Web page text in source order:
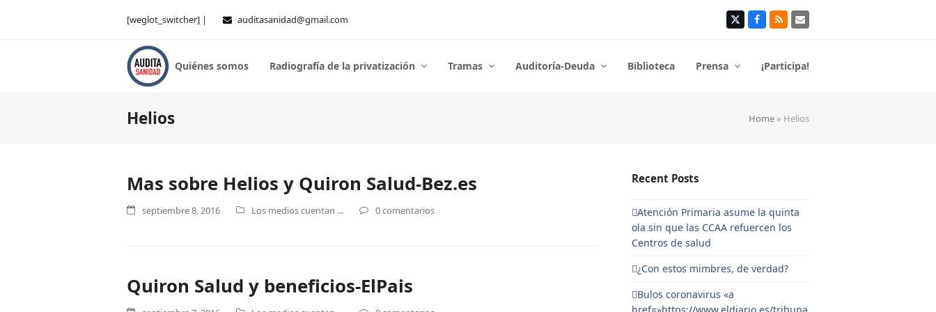
[weglot_switcher] | auditasanidad@gmail.com TwitterFacebook
RSS Correo
Quiénes somos Radiografía de la privatización Tramas Auditoría-Deuda Biblioteca Prensa ¡Participa!
Helios Home » Helios
Mas sobre Helios y Quiron Salud-Bez.es
septiembre 8, 2016 Los medios cuentan ... 0 comentarios
Quiron Salud y beneficios-ElPais
Recent Posts
Atención Primaria asume la quinta
ola sin que las CCAA refuercen los
Centros de salud
¿Con estos mimbres, de verdad?
Bulos coronavirus «a